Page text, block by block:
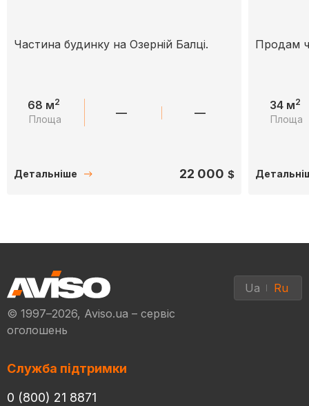
Частина будинку на Озерній Балці.
68 м2
Площа — —
Детальніше 22 000 $
Продам
34 м2
Площа
© 1997–2026, Aviso.ua – сервіс
оголошень
Ua Ru
Служба підтримки
0 (800) 21 8871